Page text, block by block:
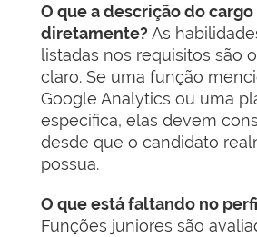
O que a descrição do
diretamente? As
listadas nos requisitos são
claro. Se uma função
Google Analytics ou uma
específica, elas devem
desde que o candidato
possua.
O que está faltando no
Funções juniores são